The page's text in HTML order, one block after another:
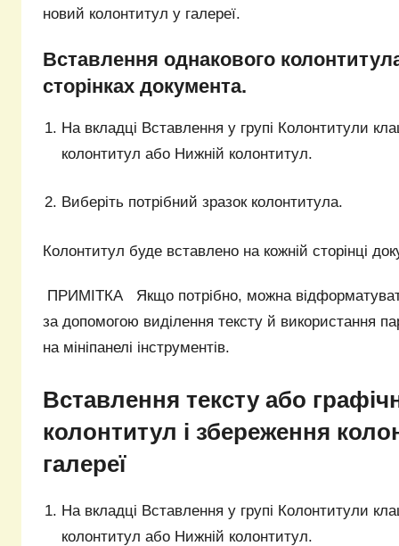
новий колонтитул у галереї.
Вставлення однакового
сторінках документа.
На вкладці Вставлення у групі Колонтитули
колонтитул або Нижній колонтитул.
Виберіть потрібний зразок колонтитула.
Колонтитул буде вставлено на кожній сторінці
ПРИМІТКА Якщо потрібно, можна
за допомогою виділення тексту й використання
на мініпанелі інструментів.
Вставлення тексту або
колонтитул і збереження
галереї
На вкладці Вставлення у групі Колонтитули
колонтитул або Нижній колонтитул.